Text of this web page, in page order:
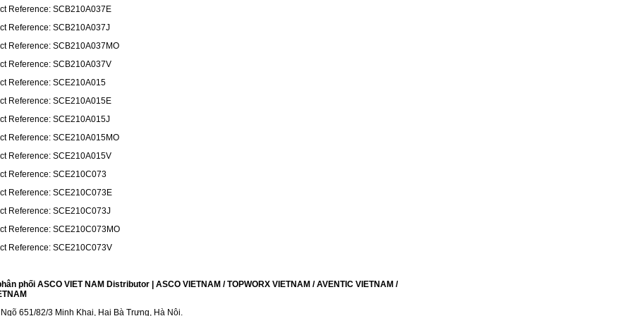
Reference: SCB210A037E
Reference: SCB210A037J
Reference: SCB210A037MO
Reference: SCB210A037V
Reference: SCE210A015
Reference: SCE210A015E
Reference: SCE210A015J
Reference: SCE210A015MO
Reference: SCE210A015V
Reference: SCE210C073
Reference: SCE210C073E
Reference: SCE210C073J
Reference: SCE210C073MO
Reference: SCE210C073V
phối ASCO VIET NAM Distributor | ASCO VIETNAM / TOPWORX VIETNAM / AVENTIC VIETNAM /
651/82/3 Minh Khai, Hai Bà Trưng, Hà Nội.